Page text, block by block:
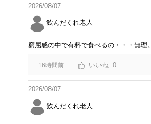
2026/08/07
飲んだくれ老人
窮屈感の中で有料で食べるの・・・無理。
16時間前 0
2026/08/07
飲んだくれ老人